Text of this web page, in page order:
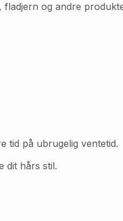
og andre
tid på ubrugelig ventetid.
dit hårs stil.